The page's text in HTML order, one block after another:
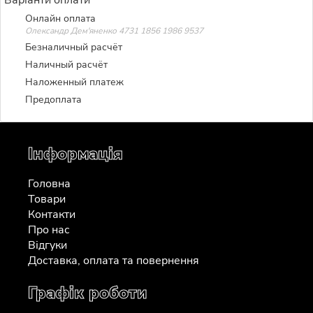
Онлайн оплата
Олександр Дем'яненко 4731 1856 1986 9537
Безналичный расчёт
Наличный расчёт
Наложенный платеж
Предоплата
Інформація
Головна
Товари
Контакти
Про нас
Відгуки
Доставка, оплата та повернення
Графік роботи